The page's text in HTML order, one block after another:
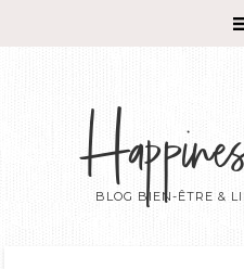
BLOG BIEN-ÊTRE &